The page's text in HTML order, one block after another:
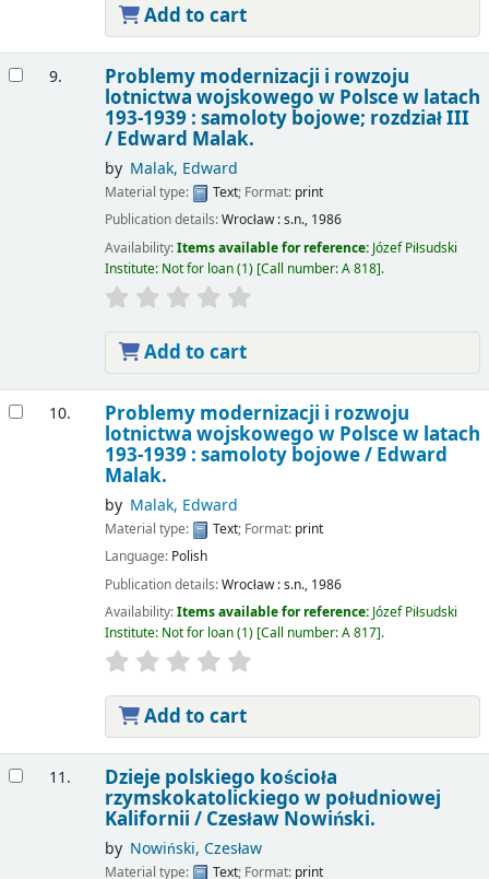
Add to cart
9. Problemy modernizacji i rowzoju
lotnictwa wojskowego w Polsce w latach
193-1939 : samoloty bojowe; rozdział III
/ Edward Malak.
by Malak, Edward
Material type: Text; Format: print
Publication details:Wrocław :s.n., 1986
Availability:Items available for reference: Józef Piłsudski
Institute: Not for loan(1) Call number:A 818 .
Add to cart
10. Problemy modernizacji i rozwoju
lotnictwa wojskowego w Polsce w latach
193-1939 : samoloty bojowe / Edward
Malak.
by Malak, Edward
Material type: Text; Format: print
Language: Polish
Publication details:Wrocław :s.n., 1986
Availability:Items available for reference: Józef Piłsudski
Institute: Not for loan(1) Call number:A 817 .
Add to cart
11. Dzieje polskiego kościoła
rzymskokatolickiego w południowej
Kalifornii / Czesław Nowiński.
by Nowiński, Czesław
Material type: Text; Format: print